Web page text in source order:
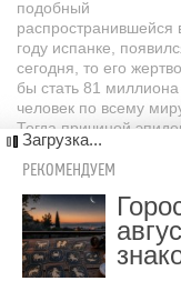
подобный
распространившейся
году испанке,
сегодня, то его
бы стать 81 миллиона
человек по всему
Тогда причиной
стала модификация
"птичьего гриппа"
Загрузка...
РЕКОМЕНДУЕМ